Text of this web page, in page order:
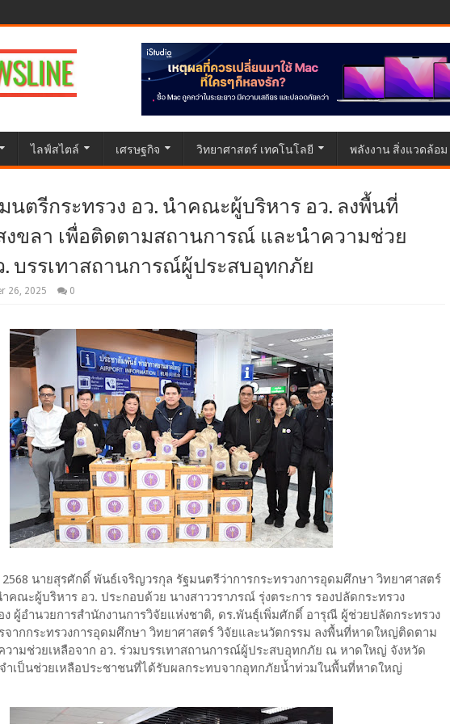
ไลฟ์สไตล์ เศรษฐกิจ วิทยาศาสตร์ เทคโนโลยี พลังงาน สิ่งแวดล้อม
นตรีกระทรวง อว. นำคณะผู้บริหาร อว. ลงพื้นที่
ขลา เพื่อติดตามสถานการณ์ และนำความช่วย
. บรรเทาสถานการณ์ผู้ประสบอุทกภัย
26, 2025 0
นายสุรศักดิ์ พันธ์เจริญวรกุล รัฐมนตรีว่าการกระทรวงการอุดมศึกษา วิทยาศาสตร์
คณะผู้บริหาร อว. ประกอบด้วย นางสาววราภรณ์ รุ่งตระการ รองปลัดกระทรวง
ง ผู้อำนวยการสำนักงานการวิจัยแห่งชาติ, ดร.พันธุ์เพิ่มศักดิ์ อารุณี ผู้ช่วยปลัดกระทรวง
ากกระทรวงการอุดมศึกษา วิทยาศาสตร์ วิจัยและนวัตกรรม ลงพื้นที่หาดใหญ่ติดตาม
ามช่วยเหลือจาก อว. ร่วมบรรเทาสถานการณ์ผู้ประสบอุทกภัย ณ หาดใหญ่ จังหวัด
ำเป็นช่วยเหลือประชาชนที่ได้รับผลกระทบจากอุทกภัยน้ำท่วมในพื้นที่หาดใหญ่